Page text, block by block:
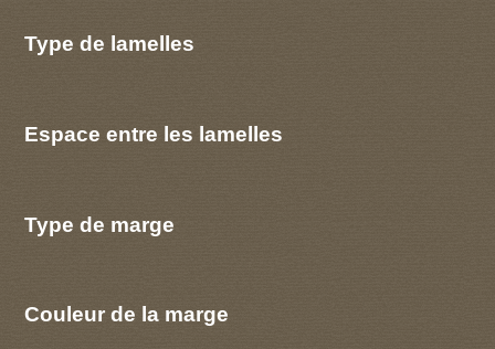
Type de lamelles
Espace entre les lamelles
Type de marge
Couleur de la marge